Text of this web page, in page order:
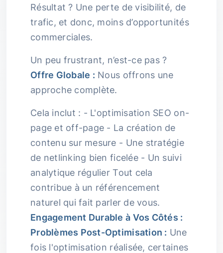
Résultat ? Une perte de visibilité, de
trafic, et donc, moins d’opportunités
commerciales.
Un peu frustrant, n’est-ce pas ?
Offre Globale : Nous offrons une
approche complète.
Cela inclut : - L'optimisation SEO on-
page et off-page - La création de
contenu sur mesure - Une stratégie
de netlinking bien ficelée - Un suivi
analytique régulier Tout cela
contribue à un référencement
naturel qui fait parler de vous.
Engagement Durable à Vos Côtés :
Problèmes Post-Optimisation : Une
fois l'optimisation réalisée, certaines